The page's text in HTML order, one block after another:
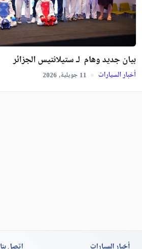
بيان جديد وهام لـ ستيلانتيس الجزائر
أخبار السيارات 11 جويلية, 2026